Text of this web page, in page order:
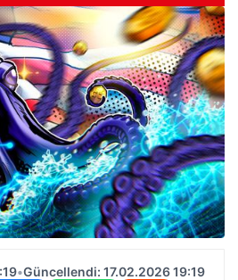
•Güncellendi: 17.02.2026 19:19